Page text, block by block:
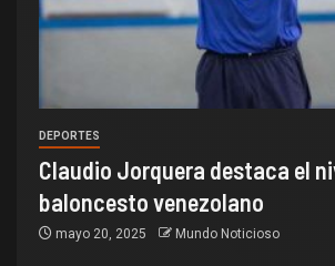
DEPORTES
Claudio Jorquera destaca el
baloncesto venezolano
mayo 20, 2025 Mundo Noticioso